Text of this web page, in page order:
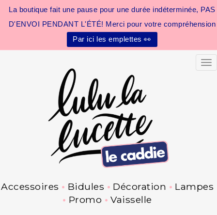
La boutique fait une pause pour une durée indéterminée, PAS
D'ENVOI PENDANT L'ÉTÉ! Merci pour votre compréhension
Par ici les emplettes 👀
Accessoires Bidules Décoration
Lampes
Promo
Vaisselle